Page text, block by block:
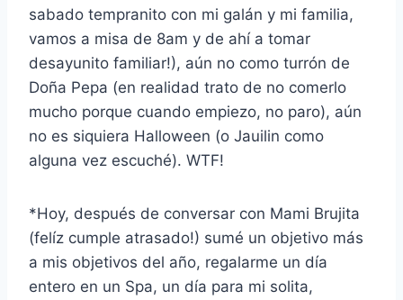
sabado tempranito con mi galán y mi familia,
vamos a misa de 8am y de ahí a tomar
desayunito familiar!), aún no como turrón de
Doña Pepa (en realidad trato de no comerlo
mucho porque cuando empiezo, no paro), aún
no es siquiera Halloween (o Jauilin como
alguna vez escuché). WTF!
*Hoy, después de conversar con Mami Brujita
(felíz cumple atrasado!) sumé un objetivo más
a mis objetivos del año, regalarme un día
entero en un Spa, un día para mi solita,